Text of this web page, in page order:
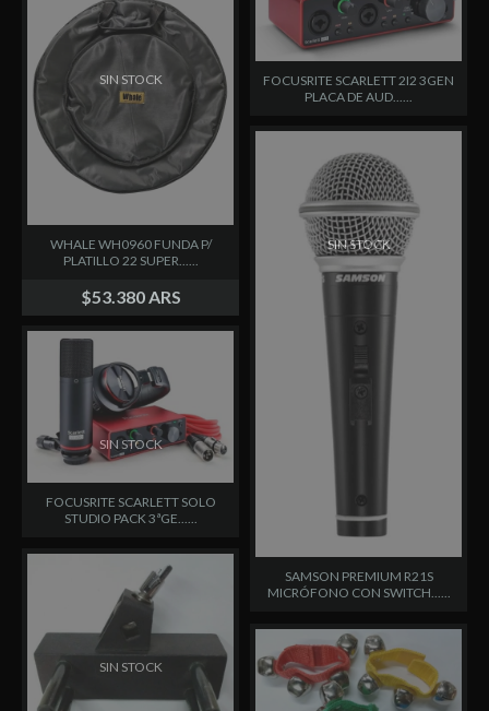
SIN STOCK
WHALE WH0960 FUNDA P/
PLATILLO 22 SUPER......
$53.380 ARS
SIN STOCK
FOCUSRITE SCARLETT 2I2 3GEN
PLACA DE AUD......
SIN STOCK
FOCUSRITE SCARLETT SOLO
STUDIO PACK 3ªGE......
SIN STOCK
SAMSON PREMIUM R21S
MICRÓFONO CON SWITCH......
SIN STOCK